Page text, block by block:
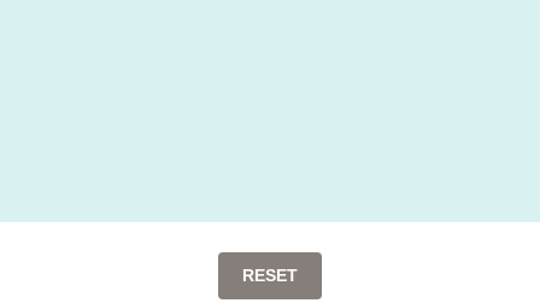
RESET